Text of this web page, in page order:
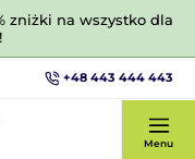
zniżki na wszystko dla
+48 443 444 443
Menu